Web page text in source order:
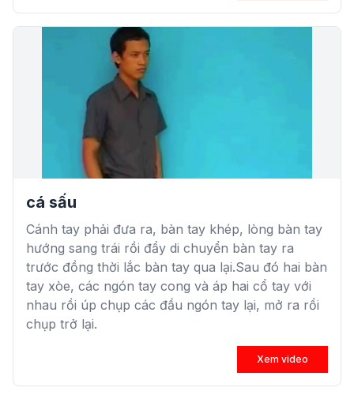
cá sấu
Cánh tay phải đưa ra, bàn tay khép, lòng bàn tay
hướng sang trái rồi đẩy di chuyển bàn tay ra
trước đồng thời lắc bàn tay qua lại.Sau đó hai bàn
tay xòe, các ngón tay cong và áp hai cổ tay với
nhau rồi úp chụp các đầu ngón tay lại, mở ra rồi
chụp trở lại.
Xem video